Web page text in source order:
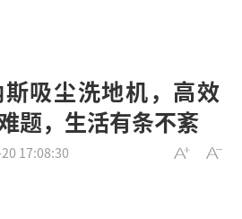
吸尘洗地机，高效
题，生活有条不紊
17:08:30